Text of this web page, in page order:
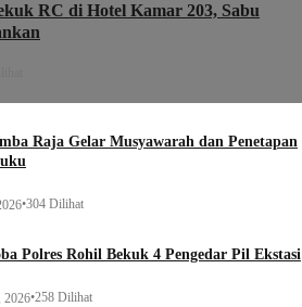
RC di Hotel Kamar 203, Sabu
Raja Gelar Musyawarah dan Penetapan
•304 Dilihat
Polres Rohil Bekuk 4 Pengedar Pil Ekstasi
2026•258 Dilihat